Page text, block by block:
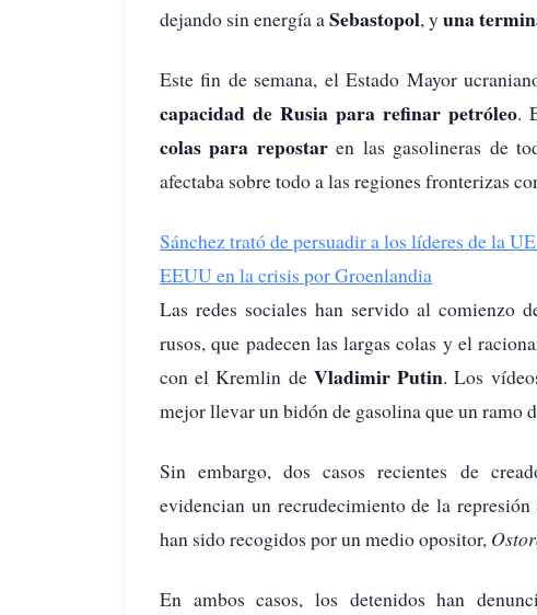
dejando sin energía aSebastopol, yuna
Este fin de semana, el Estado Mayor
capacidad de Rusia para refinar petróleo.
colas para repostaren las gasolineras de
afectaba sobre todo a las regiones fronterizas
Sánchez trató de persuadir a los líderes de la
EEUU en la crisis por Groenlandia
Las redes sociales han servido al comienzo
rusos, que padecen las largas colas y el
con el Kremlin de Vladimir Putin. Los
mejor llevar un bidón de gasolina que un ramo
Sin embargo, dos casos recientes de
evidencian un recrudecimiento de la
han sido recogidos por un medio opositor,
En ambos casos, los detenidos han